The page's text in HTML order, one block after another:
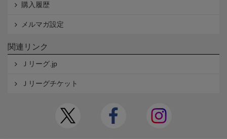
購入履歴
メルマガ設定
関連リンク
Ｊリーグ.jp
Ｊリーグチケット